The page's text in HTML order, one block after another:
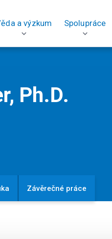
a výzkum Spolupráce
Ph.D.
Závěrečné práce